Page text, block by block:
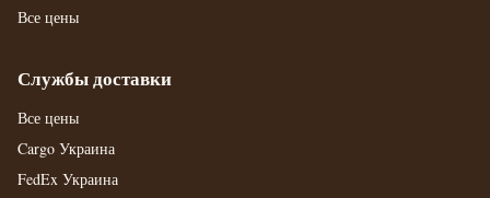
Все цены
Службы доставки
Все цены
Cargo Украина
FedEx Украина